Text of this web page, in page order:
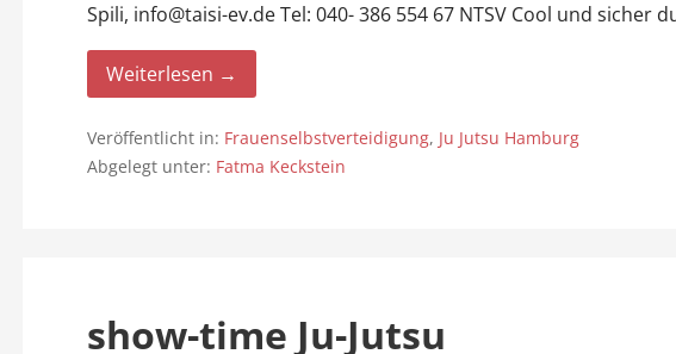
Spili, info@taisi-ev.de Tel: 040- 386 554 67 NTSV Cool und sicher
Weiterlesen →
Veröffentlicht in: Frauenselbstverteidigung, Ju Jutsu Hamburg
Abgelegt unter: Fatma Keckstein
show-time Ju-Jutsu